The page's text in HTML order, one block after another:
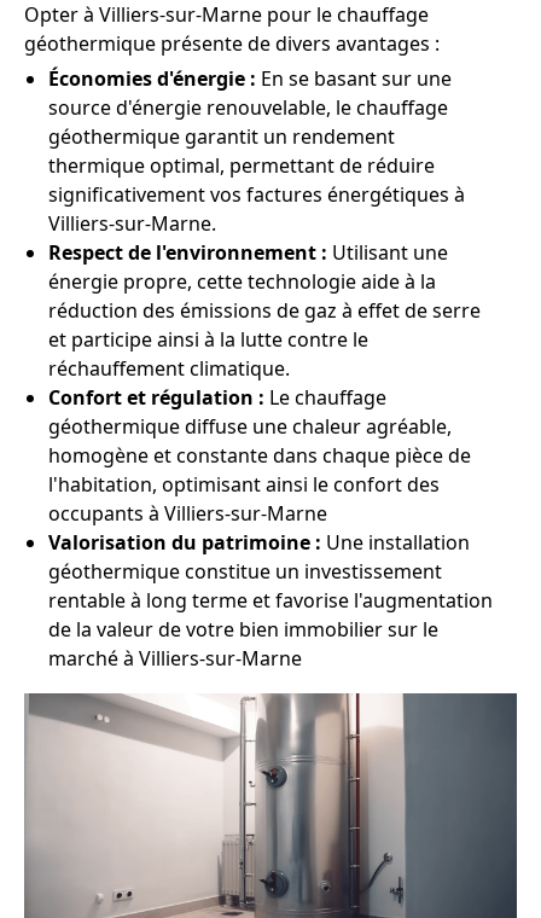
Opter à Villiers-sur-Marne pour le chauffage
géothermique présente de divers avantages :
Économies d'énergie : En se basant sur une
source d'énergie renouvelable, le chauffage
géothermique garantit un rendement
thermique optimal, permettant de réduire
significativement vos factures énergétiques à
Villiers-sur-Marne.
Respect de l'environnement : Utilisant une
énergie propre, cette technologie aide à la
réduction des émissions de gaz à effet de serre
et participe ainsi à la lutte contre le
réchauffement climatique.
Confort et régulation : Le chauffage
géothermique diffuse une chaleur agréable,
homogène et constante dans chaque pièce de
l'habitation, optimisant ainsi le confort des
occupants à Villiers-sur-Marne
Valorisation du patrimoine : Une installation
géothermique constitue un investissement
rentable à long terme et favorise l'augmentation
de la valeur de votre bien immobilier sur le
marché à Villiers-sur-Marne